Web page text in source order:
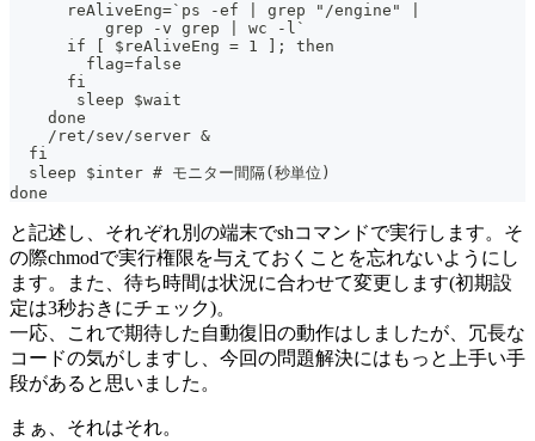
      reAliveEng=`ps -ef | grep "/engine" |
          grep -v grep | wc -l`
      if [ $reAliveEng = 1 ]; then
        flag=false
      fi
       sleep $wait
    done
    /ret/sev/server &
  fi
  sleep $inter # モニター間隔(秒単位)
done
と記述し、それぞれ別の端末でshコマンドで実行します。そ
の際chmodで実行権限を与えておくことを忘れないようにし
ます。また、待ち時間は状況に合わせて変更します(初期設
定は3秒おきにチェック)。
一応、これで期待した自動復旧の動作はしましたが、冗長な
コードの気がしますし、今回の問題解決にはもっと上手い手
段があると思いました。
まぁ、それはそれ。